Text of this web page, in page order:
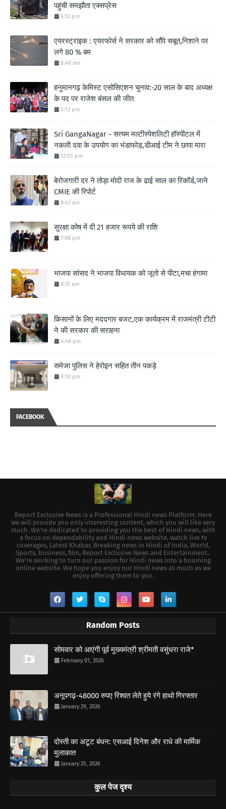
पहुंची समझौता एक्सप्रेस
6:12 pm
एयरस्ट्राइक : एयरफोर्स ने सरकार को सौंपे सबूत,निशाने पर
लगे 80 % बम
8:40 am
हनुमानगढ़ केमिस्ट एसोसिएशन चुनाव:-20 साल के बाद अध्यक्ष
के पद पर राजेश बंसल की जीत
5:12 pm
Sri GangaNagar - सत्यम मल्टीस्पेशलिटी हॉस्पीटल में
नकली दवा के उपयोग का भंडाफोड़,डीआई टीम ने छापा मारा
12:55 pm
बेरोजगारी दर ने तोड़ा मोदी राज के ढाई साल का रिकॉर्ड,जाने
CMIE की रिपोर्ट
8:43 am
सुरक्षा कोष में दी 21 हजार रूपये की राशि
7:08 pm
भाजपा सांसद ने भाजपा विधायक को जूतो से पीटा,मचा हंगामा
8:37 am
किसानों के लिए मददगार बजट,एक कार्यक्रम में राजमंत्री टीटी
ने की सरकार की सराहना
4:48 pm
समेजा पुलिस ने हेरोइन सहित तीन पकड़े
9:10 pm
FACEBOOK
Report Exclusive News is a Professional Hindi news Platform. Here
we will provide you only interesting content, which you will like very
much. We're dedicated to providing you the best of Hindi news, with
a focus on dependability and Hindi news website, watch live tv
coverages, Latest Khabar, Breaking news in Hindi of India, World,
Sports, business, film, Report Exclusive News and Entertainment..
We're working to turn our passion for Hindi news into a booming
online website. We hope you enjoy our Hindi news as much as we
enjoy offering them to you.
Random Posts
सोमवार को आएंगी पूर्व मुख्यमंत्री श्रीमती वसुंधरा राजे*
February 01, 2026
अनूपगढ़-48000 रुपए रिश्वत लेते हुये रंगे हाथो गिरफ्तार
January 29, 2026
दोस्ती का अटूट बंधन: एसआई दिनेश और राधे की मार्मिक
मुलाकात
January 25, 2026
कुल पेज दृश्य